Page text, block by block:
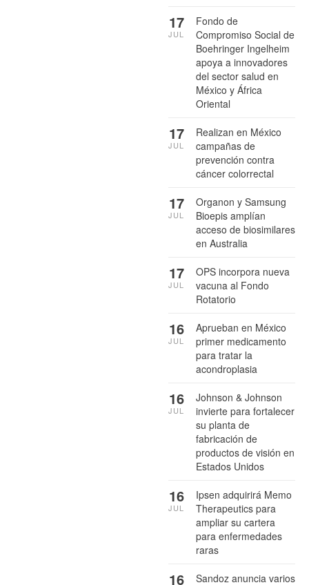
Fondo de
Compromiso Social de
Boehringer Ingelheim
apoya a innovadores
del sector salud en
México y África
Oriental
17
JUL
Realizan en México
campañas de
prevención contra
cáncer colorrectal
17
JUL
Organon y Samsung
Bioepis amplían
acceso de biosimilares
en Australia
17
JUL
OPS incorpora nueva
vacuna al Fondo
Rotatorio
17
JUL
Aprueban en México
primer medicamento
para tratar la
acondroplasia
16
JUL
Johnson & Johnson
invierte para fortalecer
su planta de
fabricación de
productos de visión en
Estados Unidos
16
JUL
Ipsen adquirirá Memo
Therapeutics para
ampliar su cartera
para enfermedades
raras
16
JUL
Sandoz anuncia varios
16